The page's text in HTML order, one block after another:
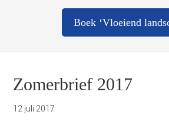
Boek ‘Vloeiend
Zomerbrief 2017
12 juli 2017